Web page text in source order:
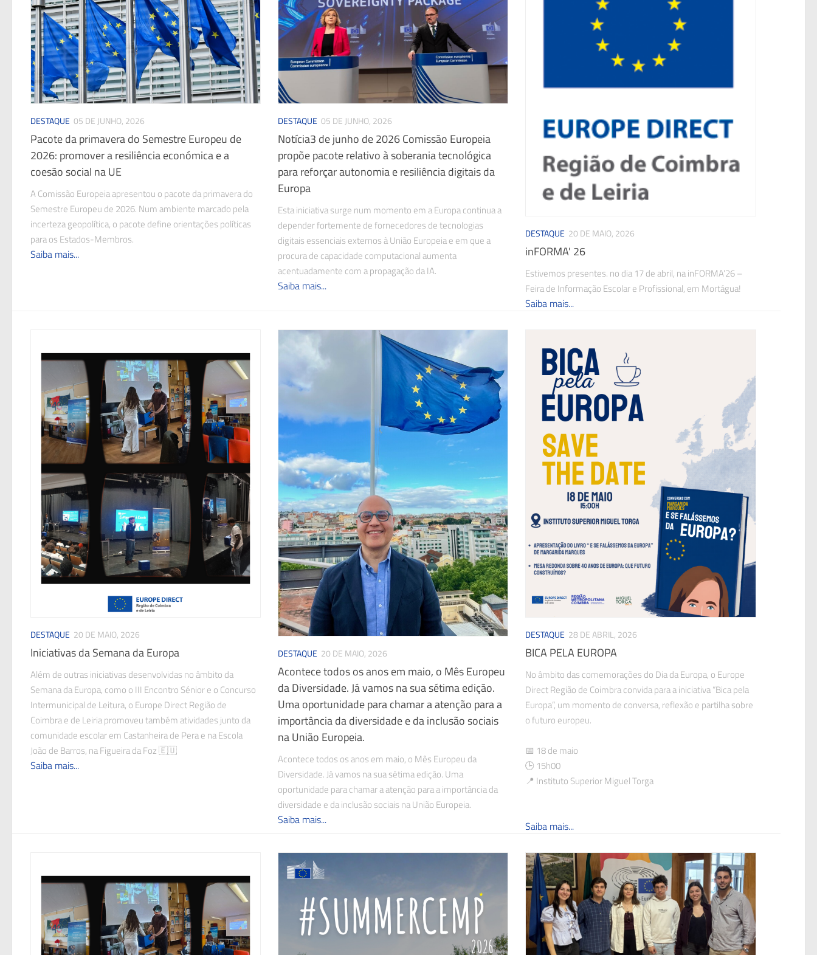
DESTAQUE 05 DE JUNHO, 2026
Pacote da primavera do Semestre Europeu de
2026: promover a resiliência económica e a
coesão social na UE
A Comissão Europeia apresentou o pacote da primavera do
Semestre Europeu de 2026. Num ambiente marcado pela
incerteza geopolítica, o pacote define orientações políticas
para os Estados-Membros.
Saiba mais...
DESTAQUE 05 DE JUNHO, 2026
Notícia3 de junho de 2026 Comissão Europeia
propõe pacote relativo à soberania tecnológica
para reforçar autonomia e resiliência digitais da
Europa
Esta iniciativa surge num momento em a Europa continua a
depender fortemente de fornecedores de tecnologias
digitais essenciais externos à União Europeia e em que a
procura de capacidade computacional aumenta
acentuadamente com a propagação da IA.
Saiba mais...
DESTAQUE 20 DE MAIO, 2026
inFORMA' 26
Estivemos presentes. no dia 17 de abril, na inFORMA’26 –
Feira de Informação Escolar e Profissional, em Mortágua!
Saiba mais...
DESTAQUE 20 DE MAIO, 2026
Iniciativas da Semana da Europa
Além de outras iniciativas desenvolvidas no âmbito da
Semana da Europa, como o III Encontro Sénior e o Concurso
Intermunicipal de Leitura, o Europe Direct Região de
Coimbra e de Leiria promoveu também atividades junto da
comunidade escolar em Castanheira de Pera e na Escola
João de Barros, na Figueira da Foz 🇪🇺
Saiba mais...
DESTAQUE 20 DE MAIO, 2026
Acontece todos os anos em maio, o Mês Europeu
da Diversidade. Já vamos na sua sétima edição.
Uma oportunidade para chamar a atenção para a
importância da diversidade e da inclusão sociais
na União Europeia.
Acontece todos os anos em maio, o Mês Europeu da
Diversidade. Já vamos na sua sétima edição. Uma
oportunidade para chamar a atenção para a importância da
diversidade e da inclusão sociais na União Europeia.
Saiba mais...
DESTAQUE 28 DE ABRIL, 2026
BICA PELA EUROPA
No âmbito das comemorações do Dia da Europa, o Europe
Direct Região de Coimbra convida para a iniciativa “Bica pela
Europa”, um momento de conversa, reflexão e partilha sobre
o futuro europeu.
📅 18 de maio
🕒 15h00
📍 Instituto Superior Miguel Torga
Saiba mais...